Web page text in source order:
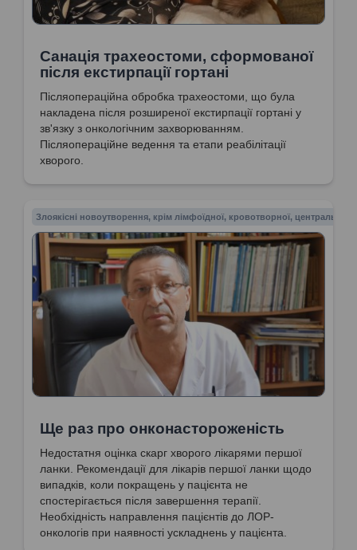
Санація трахеостоми, сформованої
після екстирпації гортані
Післяопераційна обробка трахеостоми, що була
накладена після розширеної екстирпації гортані у
зв'язку з онкологічним захворюванням.
Післяопераційне ведення та етапи реабілітації
хворого.
Злоякісні новоутворення, крім лімфоїдної, кровотворної, центральної
Ще раз про онконастороженість
Недостатня оцінка скарг хворого лікарями першої
ланки. Рекомендації для лікарів першої ланки щодо
випадків, коли покращень у пацієнта не
спостерігається після завершення терапії.
Необхідність направлення пацієнтів до ЛОР-
онкологів при наявності ускладнень у пацієнта.